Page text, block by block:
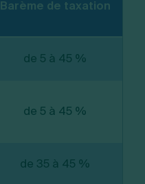
Barème de taxation
de 5 à 45 %
de 5 à 45 %
de 35 à 45 %